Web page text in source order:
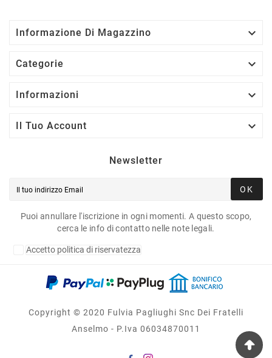
Informazione Di Magazzino 
Categorie 
Informazioni 
Il Tuo Account 
Newsletter
OK
Puoi annullare l'iscrizione in ogni momenti. A questo scopo,
cerca le info di contatto nelle note legali.
Accetto politica di riservatezza
Copyright © 2020 Fulvia Pagliughi Snc Dei Fratelli
Anselmo - P.Iva 06034870011